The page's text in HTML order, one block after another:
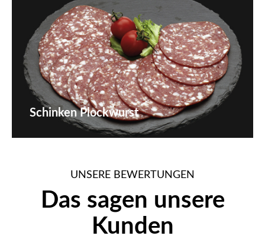
Schinken Plockwurst
UNSERE BEWERTUNGEN
Das sagen unsere
Kunden